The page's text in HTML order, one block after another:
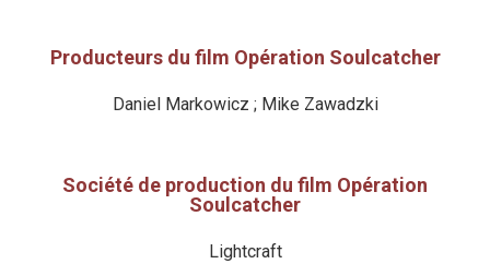
Producteurs du film Opération Soulcatcher
Daniel Markowicz ; Mike Zawadzki
Société de production du film Opération
Soulcatcher
Lightcraft